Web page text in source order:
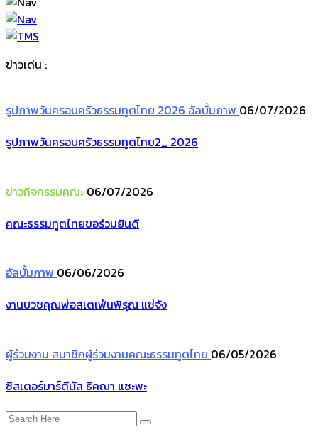
ข่าวเด่น :
รูปภาพวันครอบครัวธรรมทูตไทย 2026 อัลบั้มภาพ 06/07/2026
รูปภาพวันครอบครัวธรรมทูตไทย2_ 2026
ข่าวกิจกรรมคณะ 06/07/2026
คณะธรรมทูตไทยขอร่วมยินดี
อัลบั้มภาพ 06/06/2026
งานบวชคุณพ่อสเตเฟ่นพิรุณ แซ่จัง
ผู้ร่วมงาน สมาชิกผู้ร่วมงานคณะธรรมทูตไทย 06/05/2026
ซิสเตอร์มาร์ตีนัส ธิคณา แซะพะ